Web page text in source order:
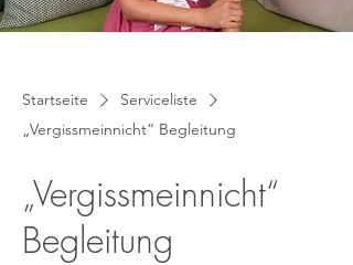
Startseite
Serviceliste
„Vergissmeinnicht“ Begleitung
„Vergissmeinnicht“
Begleitung